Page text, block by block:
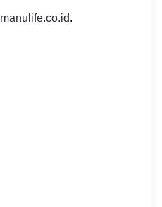
manulife.co.id.